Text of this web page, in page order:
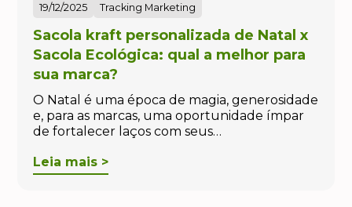
19/12/2025 Tracking Marketing
Sacola kraft personalizada de Natal x
Sacola Ecológica: qual a melhor para
sua marca?
O Natal é uma época de magia, generosidade
e, para as marcas, uma oportunidade ímpar
de fortalecer laços com seus…
Leia mais >